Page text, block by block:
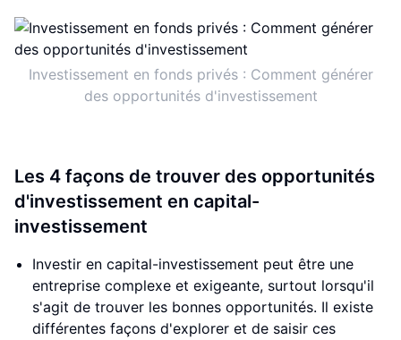
Investissement en fonds privés : Comment générer
des opportunités d'investissement
Les 4 façons de trouver des opportunités
d'investissement en capital-
investissement
Investir en capital-investissement peut être une
entreprise complexe et exigeante, surtout lorsqu'il
s'agit de trouver les bonnes opportunités. Il existe
différentes façons d'explorer et de saisir ces